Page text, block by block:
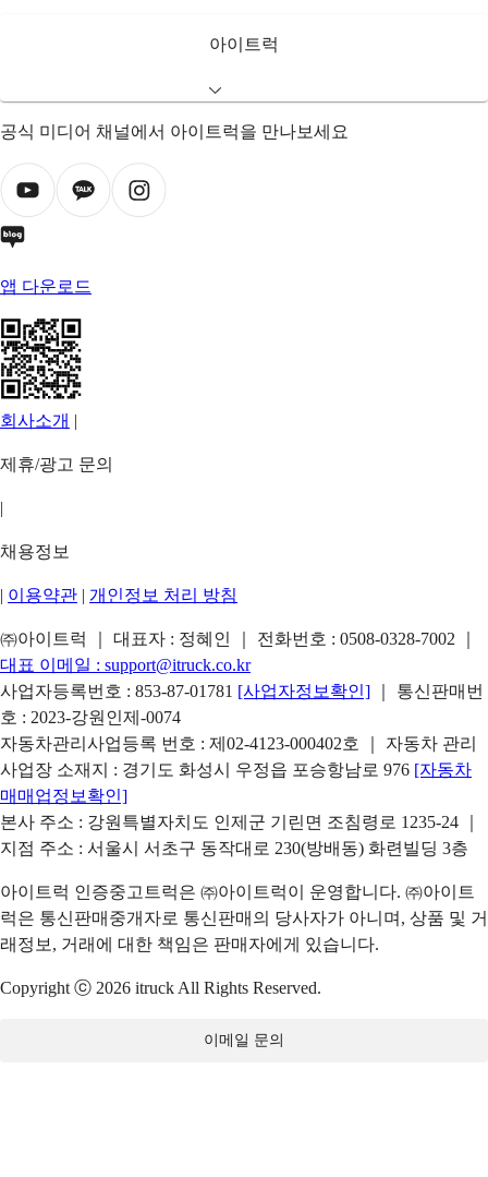
아이트럭
공식 미디어 채널에서 아이트럭을 만나보세요
앱 다운로드
회사소개 |
제휴/광고 문의
|
채용정보
| 이용약관 | 개인정보 처리 방침
㈜아이트럭 ｜ 대표자 : 정혜인 ｜ 전화번호 : 0508-0328-7002
대표 이메일 : support@itruck.co.kr
사업자등록번호 : 853-87-01781 [사업자정보확인]
｜ 통신판매번
호 : 2023-강원인제-0074
자동차관리사업등록 번호 : 제02-4123-000402호 ｜ 자동차 관리
사업장 소재지 : 경기도 화성시 우정읍 포승항남로 976 [자동차
매매업정보확인]
본사 주소 : 강원특별자치도 인제군 기린면 조침령로 1235-24 ｜
지점 주소 : 서울시 서초구 동작대로 230(방배동) 화련빌딩 3층
아이트럭 인증중고트럭은 ㈜아이트럭이 운영합니다. ㈜아이트
럭은 통신판매중개자로 통신판매의 당사자가 아니며, 상품 및 거
래정보, 거래에 대한 책임은 판매자에게 있습니다.
Copyright ⓒ 2026 itruck All Rights Reserved.
이메일 문의